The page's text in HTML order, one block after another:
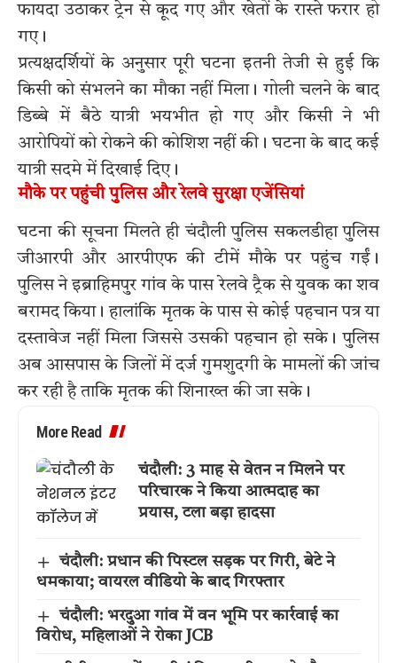
फायदा उठाकर ट्रेन से कूद गए और खेतों के रास्ते फरार हो
गए।
प्रत्यक्षदर्शियों के अनुसार पूरी घटना इतनी तेजी से हुई कि
किसी को संभलने का मौका नहीं मिला। गोली चलने के बाद
डिब्बे में बैठे यात्री भयभीत हो गए और किसी ने भी
आरोपियों को रोकने की कोशिश नहीं की। घटना के बाद कई
यात्री सदमे में दिखाई दिए।
मौके पर पहुंची पुलिस और रेलवे सुरक्षा एजेंसियां
घटना की सूचना मिलते ही चंदौली पुलिस सकलडीहा पुलिस
जीआरपी और आरपीएफ की टीमें मौके पर पहुंच गईं।
पुलिस ने इब्राहिमपुर गांव के पास रेलवे ट्रैक से युवक का शव
बरामद किया। हालांकि मृतक के पास से कोई पहचान पत्र या
दस्तावेज नहीं मिला जिससे उसकी पहचान हो सके। पुलिस
अब आसपास के जिलों में दर्ज गुमशुदगी के मामलों की जांच
कर रही है ताकि मृतक की शिनाख्त की जा सके।
More Read
चंदौली: 3 माह से वेतन न मिलने पर
परिचारक ने किया आत्मदाह का
प्रयास, टला बड़ा हादसा
चंदौली: प्रधान की पिस्टल सड़क पर गिरी, बेटे ने
धमकाया; वायरल वीडियो के बाद गिरफ्तार
चंदौली: भरदुआ गांव में वन भूमि पर कार्रवाई का
विरोध, महिलाओं ने रोका JCB